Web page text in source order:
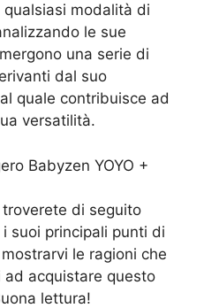
modalità di
le sue
una serie di
dal suo
quale contribuisce ad
versatilità.
di seguito
suoi principali punti di
le ragioni che
acquistare questo
lettura!